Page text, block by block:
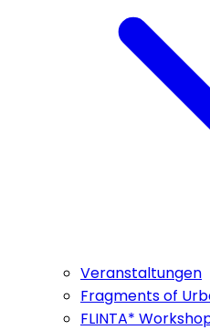
Veranstaltungen
Fragments of
FLINTA*